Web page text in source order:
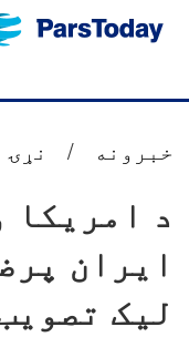
خبرونه / نړۍ
د امریکا
ایران
لیک